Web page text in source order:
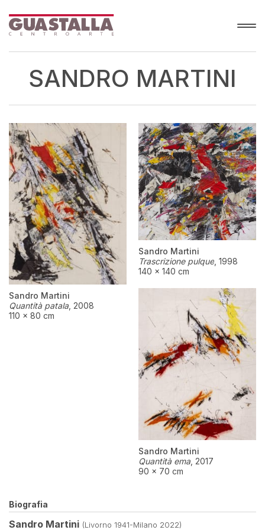
SANDRO MARTINI
Sandro Martini
Quantità patala 2008
110 × 80 cm
Sandro Martini
Trascrizione pulque 1998
140 × 140 cm
Sandro Martini
Quantità ema 2017
90 × 70 cm
Biografia
Sandro Martini (Livorno 1941-Milano 2022)